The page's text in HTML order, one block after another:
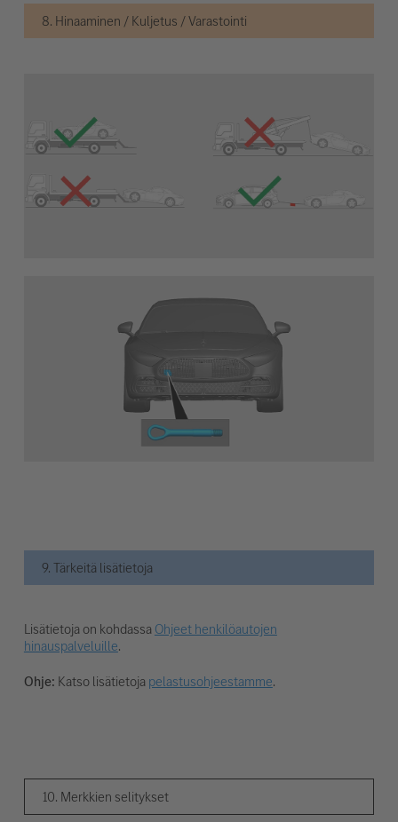
8. Hinaaminen / Kuljetus / Varastointi
9. Tärkeitä lisätietoja
Lisätietoja on kohdassaOhjeet henkilöautojen
hinauspalveluille.
Ohje: Katso lisätietojapelastusohjeestamme.
10. Merkkien selitykset